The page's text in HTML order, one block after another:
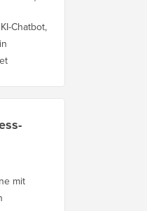
Chatbot,
mit